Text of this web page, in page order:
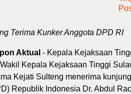
Terima Kunker Anggota DPD RI
Aktual - Kepala Kejaksaan
Kepala Kejaksaan Tinggi
Kejati Sulteng menerima
Republik Indonesia Dr. Abdul